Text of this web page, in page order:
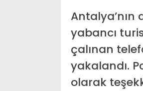
Antalya’nın
yabancı
çalınan
yakalandı.
olarak